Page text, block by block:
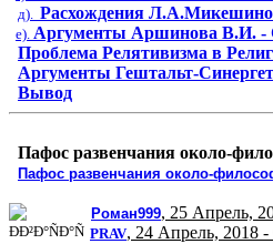
д). Расхождения
е). Аргументы Аршинова В.И. -
Проблема Релятивизма в
Аргументы Гештальт-
Вывод
Пафос развенчания около-
Пафос развенчания около-
Роман999, 25 Апрель,
PRAV, 24 Апрель, 2018 -